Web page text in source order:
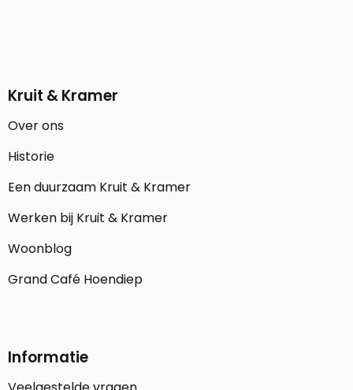
Kruit & Kramer
Over ons
Historie
Een duurzaam Kruit & Kramer
Werken bij Kruit & Kramer
Woonblog
Grand Café Hoendiep
Informatie